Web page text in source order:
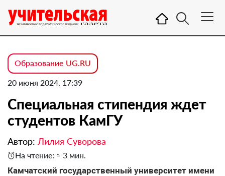
Образование UG.RU
20 июня 2024, 17:39
Специальная стипендия ждет
студентов КамГУ
Автор: Лилия Суворова
На чтение: ≈ 3 мин.
Камчатский государственный университет имени